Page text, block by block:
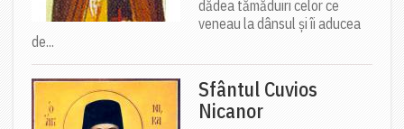
dădea tămăduiri celor ce
veneau la dânsul și îi aducea
de...
Sfântul Cuvios
Nicanor